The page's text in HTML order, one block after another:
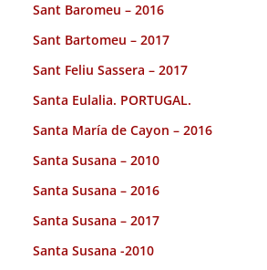
Sant Baromeu – 2016
Sant Bartomeu – 2017
Sant Feliu Sassera – 2017
Santa Eulalia. PORTUGAL.
Santa María de Cayon – 2016
Santa Susana – 2010
Santa Susana – 2016
Santa Susana – 2017
Santa Susana -2010